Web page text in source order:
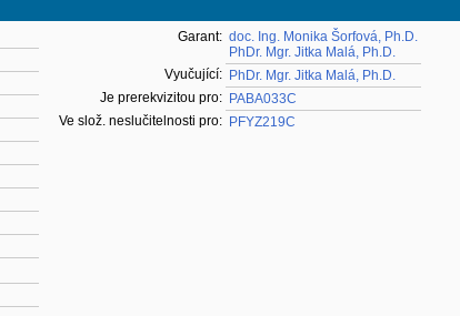
Garant: doc. Ing. Monika Šorfová, Ph.D.
PhDr. Mgr. Jitka Malá, Ph.D.
Vyučující: PhDr. Mgr. Jitka Malá, Ph.D.
Je prerekvizitou pro: PABA033C
Ve slož. neslučitelnosti pro: PFYZ219C